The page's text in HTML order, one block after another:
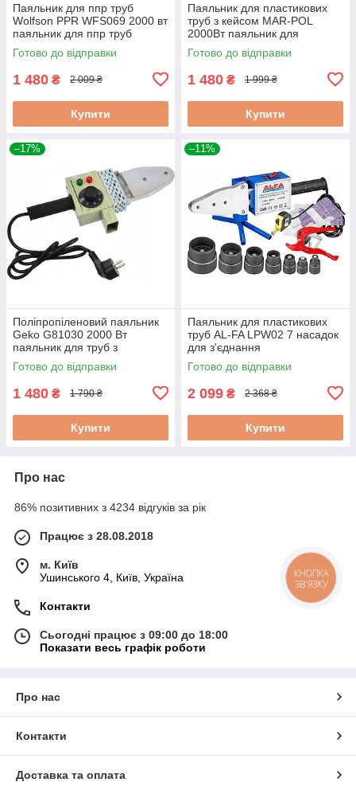
Паяльник для ппр труб
Wolfson PPR WFS069 2000 вт
паяльник для ппр труб
паяльник для труб у валізі
Готово до відправки
1 480 ₴ 2 009 ₴
Купити
Паяльник для пластикових
труб з кейсом MAR-POL
2000Вт паяльник для
пластикових труб паяльник
для поліпропіленових труб
Готово до відправки
1 480 ₴ 1 999 ₴
Купити
–17%
Поліпропіленовий паяльник
Geko G81030 2000 Вт
паяльник для труб з
насадками паяльник для
пластикових труб з кейсом
Готово до відправки
1 480 ₴ 1 790 ₴
Купити
–11%
Паяльник для пластикових
труб AL-FA LPW02 7 насадок
для з'єднання
поліпропіленових труб
Готово до відправки
2 099 ₴ 2 368 ₴
Купити
Про нас
86% позитивних з 4234 відгуків за рік
Працює з 28.08.2018
м. Київ
Ушинського 4, Київ, Україна
Контакти
Сьогодні працює з 09:00 до 18:00
Показати весь графік роботи
Про нас
Контакти
Доставка та оплата
КНОПКА
ЗВ'ЯЗКУ